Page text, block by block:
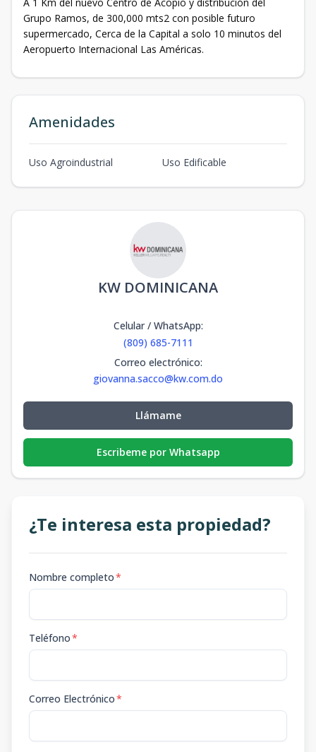
Grupo Ramos, de 300,000 mts2 con posible futuro
supermercado, Cerca de la Capital a solo 10 minutos del
Aeropuerto Internacional Las Américas.
Amenidades
Uso Agroindustrial Uso Edificable
KW DOMINICANA
Celular / WhatsApp:
(809) 685-7111
Correo electrónico:
giovanna.sacco@kw.com.do
Llámame
Escribeme por Whatsapp
¿Te interesa esta propiedad?
Nombre completo*
Teléfono*
Correo Electrónico*